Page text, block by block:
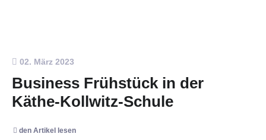
02. März 2023
Business Frühstück in der
Käthe-Kollwitz-Schule
den Artikel lesen